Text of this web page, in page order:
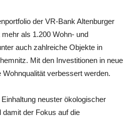
der VR-Bank Altenburger
als 1.200 Wohn- und
auch zahlreiche Objekte in
Mit den Investitionen in neue
Wohnqualität verbessert werden.
neuster ökologischer
damit der Fokus auf die